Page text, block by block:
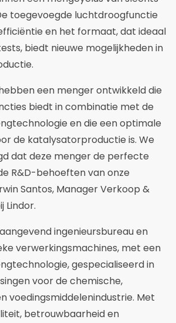
toegevoegde luchtdroogfunctie
en het formaat, dat ideaal
biedt nieuwe mogelijkheden in
een menger ontwikkeld die
biedt in combinatie met de
en die een optimale
de katalysatorproductie is. We
dat deze menger de perfecte
R&D-behoeften van onze
Santos, Manager Verkoop &
Lindor.
ingenieursbureau en
verwerkingsmachines, met een
gespecialiseerd in
voor de chemische,
voedingsmiddelenindustrie. Met
betrouwbaarheid en